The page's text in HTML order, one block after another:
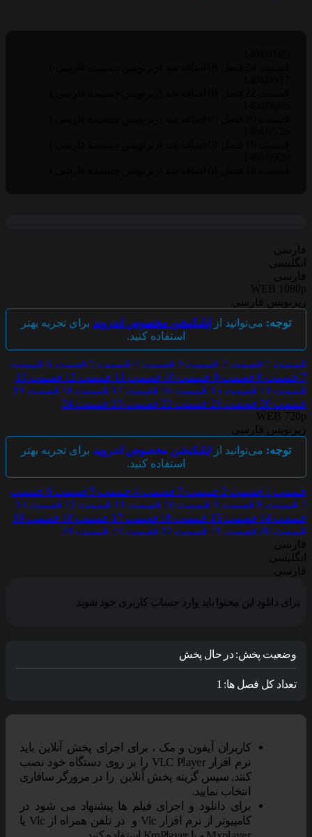
WEB
فارسی
توجه:می‌توانید ازاپلیکیشن مخصوص اندرویدبرای تجربه بهتر
استفاده کنید.
1 قسمت 2 قسمت 3 قسمت 4 قسمت 5 قسمت 6
قسمت
قسمت 8 قسمت 9 قسمت 10 قسمت 11 قسمت 12
قسمت 13
14
قسمت 15 قسمت 16 قسمت 17 قسمت 18
قسمت 19
20
قسمت 21 قسمت 22 قسمت 23
قسمت 24
WEB
فارسی
توجه:می‌توانید ازاپلیکیشن مخصوص اندرویدبرای تجربه بهتر
استفاده کنید.
1 قسمت 2 قسمت 3 قسمت 4 قسمت 5 قسمت 6
قسمت
قسمت 8 قسمت 9 قسمت 10 قسمت 11 قسمت 12
قسمت 13
14
قسمت 15 قسمت 16 قسمت 17 قسمت 18
قسمت 19
20
قسمت 21 قسمت 22 قسمت 23
قسمت 24
برای دانلود این محتوا باید وارد حساب کاربری خود شوید
وضعیت پخش: در حال پخش
تعداد کل فصل ها:1
کاربران آیفون و مک ، برای اجرای پخش آنلاین باید
نرم افزار VLC Player را بر روی دستگاه خود نصب
کنند, سپس گزینه پخش آنلاین را در مرورگر سافاری
انتخاب نمایید.
برای دانلود و اجرای فیلم ها پیشنهاد می شود در
کامپیوتر از نرم افزار Vlc و در تلفن همراه از Vlc یا